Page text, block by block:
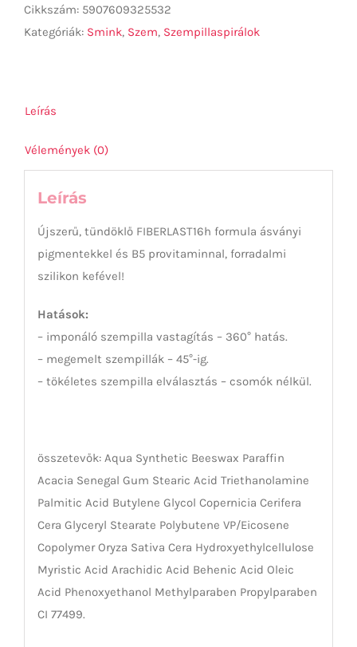
Szempillaspirál
10ml
Cikkszám: 5907609325532
Kategóriák: Smink, Szem, Szempillaspirálok
Leírás
Vélemények (0)
Leírás
Újszerű, tündöklő FIBERLAST16h formula ásványi
pigmentekkel és B5 provitaminnal, forradalmi
szilikon kefével!
Hatások:
– imponáló szempilla vastagítás – 360° hatás.
– megemelt szempillák – 45°-ig.
– tökéletes szempilla elválasztás – csomók nélkül.
összetevők: Aqua Synthetic Beeswax Paraffin
Acacia Senegal Gum Stearic Acid Triethanolamine
Palmitic Acid Butylene Glycol Copernicia Cerifera
Cera Glyceryl Stearate Polybutene VP/Eicosene
Copolymer Oryza Sativa Cera Hydroxyethylcellulose
Myristic Acid Arachidic Acid Behenic Acid Oleic
Acid Phenoxyethanol Methylparaben Propylparaben
CI 77499.